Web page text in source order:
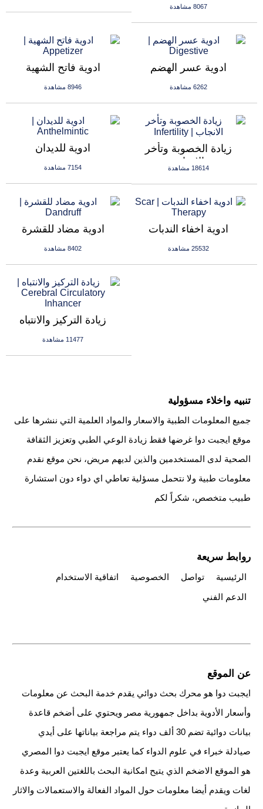
8067 مشاهدة
ادوية فاتح الشهية
8946 مشاهدة
ادوية عسر الهضم
6262 مشاهدة
ادوية للديدان
7154 مشاهدة
زيادة الخصوبة وتأخر
الانجاب
18614 مشاهدة
ادوية مضاد للقشرة
8402 مشاهدة
ادوية اخفاء الندبات
25532 مشاهدة
زيادة التركيز والانتباه
11477 مشاهدة
تنبيه واخلاء مسؤولية
جميع المعلومات الطبية والاسعار والمواد العلمية التي ننشرها على
موقع ايجبت دوا غرضها فقط زيادة الوعي الطبي وتعزيز الثقافة
الصحية لدى المستخدمين والذين لديهم مريض، نحن موقع نقدم
معلومات طبية ولا نتحمل مسؤلية تعاطي اي دواء دون استشارة
طبيب متخصص، شكراً لكم
روابط سريعة
الرئيسية تواصل الخصوصية
اتفاقية الاستخدام
الدعم الفني
عن الموقع
ايجبت دوا هو محرك بحث دوائي يقدم خدمة البحث عن معلومات
وأسعار الأدوية بداخل جمهورية مصر ويحتوي على أضخم قاعدة
بيانات دوائية تضم 30 ألف دواء يتم مراجعة بياناتها على أيدي
صيادلة خبراء في علوم الدواء كما يعتبر موقع ايجبت دوا المصري
هو الموقع الاضخم الذي يتيح امكانية البحث باللغتين العربية وعدة
لغات ويقدم أيضا معلومات حول المواد الفعالة والاستعمالات والاثار